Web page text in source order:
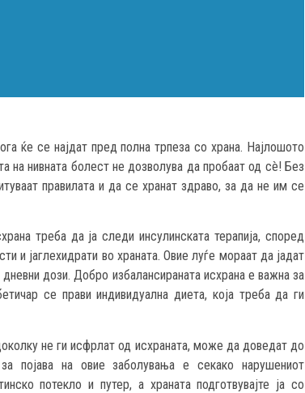
ќе се најдат пред полна трпеза со храна. Најлошото
на нивната болест не дозволува да пробаат од сè! Без
правилата и да се хранат здраво, за да не им се
треба да ја следи инсулинската терапија, според
и јаглехидрати во храната. Овие луѓе мораат да јадат
дози. Добро избалансираната исхрана е важна за
се прави индивидуална диета, која треба да ги
не ги исфрлат од исхраната, може да доведат до
појава на овие заболувања е секако нарушениот
потекло и путер, а храната подготвувајте ја со